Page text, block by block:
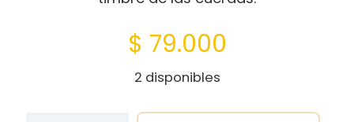
$ 79.000
2 disponibles